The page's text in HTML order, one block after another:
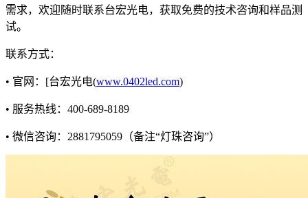
需求，欢迎随时联系台宏光电，获取免费的技术咨询和样品测
试。
联系方式：
• 官网：[台宏光电(www.0402led.com)
• 服务热线：400-689-8189
• 微信咨询：2881795059（备注“灯珠咨询”）